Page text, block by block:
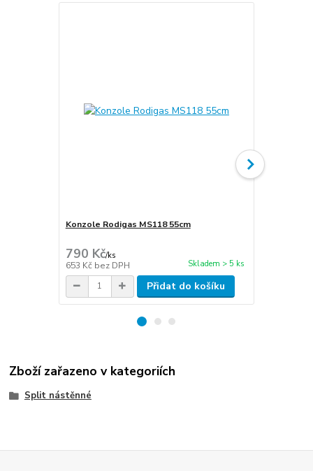
Konzole Rodigas MS118 55cm
790 Kč/ks
653 Kč bez DPH Skladem > 5 ks
Přidat do košíku
Zboží zařazeno v kategoriích
Split nástěnné